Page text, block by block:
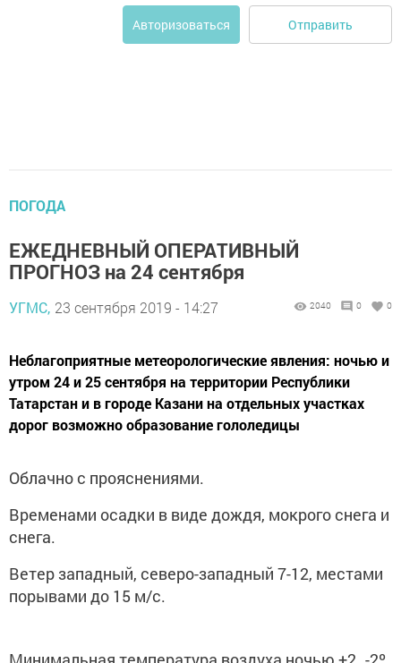
Авторизоваться Отправить
ПОГОДА
ЕЖЕДНЕВНЫЙ ОПЕРАТИВНЫЙ
ПРОГНОЗ на 24 сентября
УГМС, 23 сентября 2019 - 14:27 2040 0 0
Неблагоприятные метеорологические явления: ночью и
утром 24 и 25 сентября на территории Республики
Татарстан и в городе Казани на отдельных участках
дорог возможно образование гололедицы
Облачно с прояснениями.
Временами осадки в виде дождя, мокрого снега и
снега.
Ветер западный, северо-западный 7-12, местами
порывами до 15 м/с.